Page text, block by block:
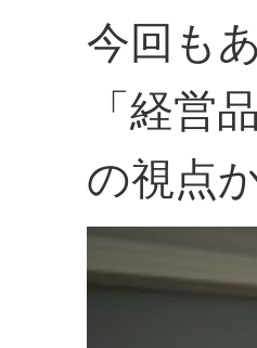
今回も
「経営
の視点